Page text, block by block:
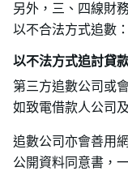
另外，三、四線財
以不合法方式追數：
以不法方式追討貸
第三方追數公司或
如致電借款人公司
追數公司亦會善用
公開資料同意書，